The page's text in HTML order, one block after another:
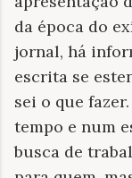
da época do
jornal, há
escrita se
sei o que
tempo e num
busca de